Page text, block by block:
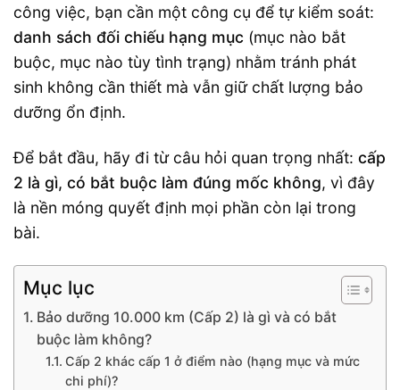
công việc, bạn cần một công cụ để tự kiểm soát:
danh sách đối chiếu hạng mục (mục nào bắt
buộc, mục nào tùy tình trạng) nhằm tránh phát
sinh không cần thiết mà vẫn giữ chất lượng bảo
dưỡng ổn định.
Để bắt đầu, hãy đi từ câu hỏi quan trọng nhất: cấp
2 là gì, có bắt buộc làm đúng mốc không, vì đây
là nền móng quyết định mọi phần còn lại trong
bài.
Mục lục
Bảo dưỡng 10.000 km (Cấp 2) là gì và có bắt
buộc làm không?
Cấp 2 khác cấp 1 ở điểm nào (hạng mục và mức
chi phí)?